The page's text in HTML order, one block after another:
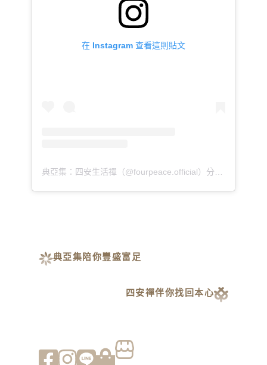
在 Instagram 查看這則貼文
典亞集陪你豐盛富足
四安禪伴你找回本心